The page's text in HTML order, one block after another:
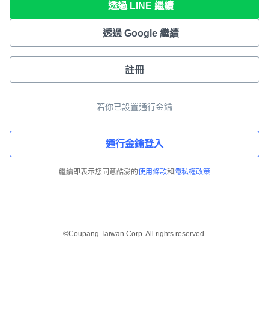
透過 LINE 繼續
透過 Google 繼續
註冊
若你已設置通行金鑰
通行金鑰登入
繼續即表示您同意酷澎的使用條款和 隱私權政策
©Coupang Taiwan Corp. All rights reserved.